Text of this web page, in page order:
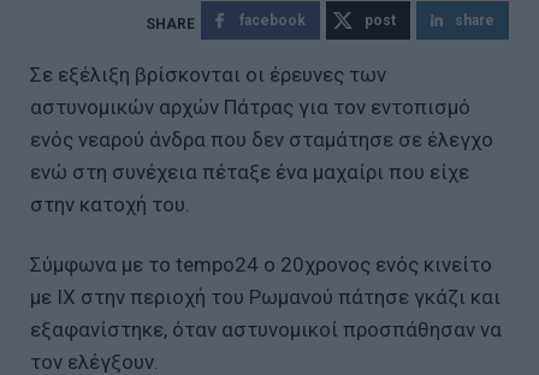
facebook post share
Σε εξέλιξη βρίσκονται οι έρευνες των
αστυνομικών αρχών Πάτρας για τον εντοπισμό
ενός νεαρού άνδρα που δεν σταμάτησε σε έλεγχο
ενώ στη συνέχεια πέταξε ένα μαχαίρι που είχε
στην κατοχή του.
Σύμφωνα με το tempo24 ο 20χρονος ενός κινείτο
με ΙΧ στην περιοχή του Ρωμανού πάτησε γκάζι και
εξαφανίστηκε, όταν αστυνομικοί προσπάθησαν να
τον ελέγξουν.